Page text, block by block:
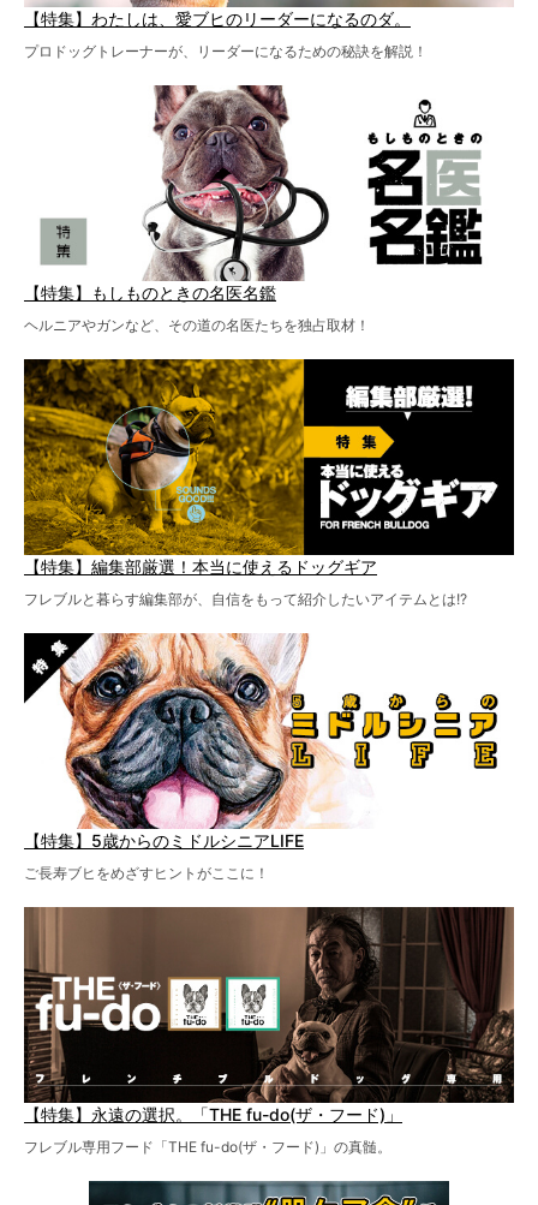
【特集】わたしは、愛ブヒのリーダーになるのダ。
プロドッグトレーナーが、リーダーになるための秘訣を解説！
【特集】もしものときの名医名鑑
ヘルニアやガンなど、その道の名医たちを独占取材！
【特集】編集部厳選！本当に使えるドッグギア
フレブルと暮らす編集部が、自信をもって紹介したいアイテムとは!?
【特集】5歳からのミドルシニアLIFE
ご長寿ブヒをめざすヒントがここに！
【特集】永遠の選択。「THE fu-do(ザ・フード)」
フレブル専用フード「THE fu-do(ザ・フード)」の真髄。